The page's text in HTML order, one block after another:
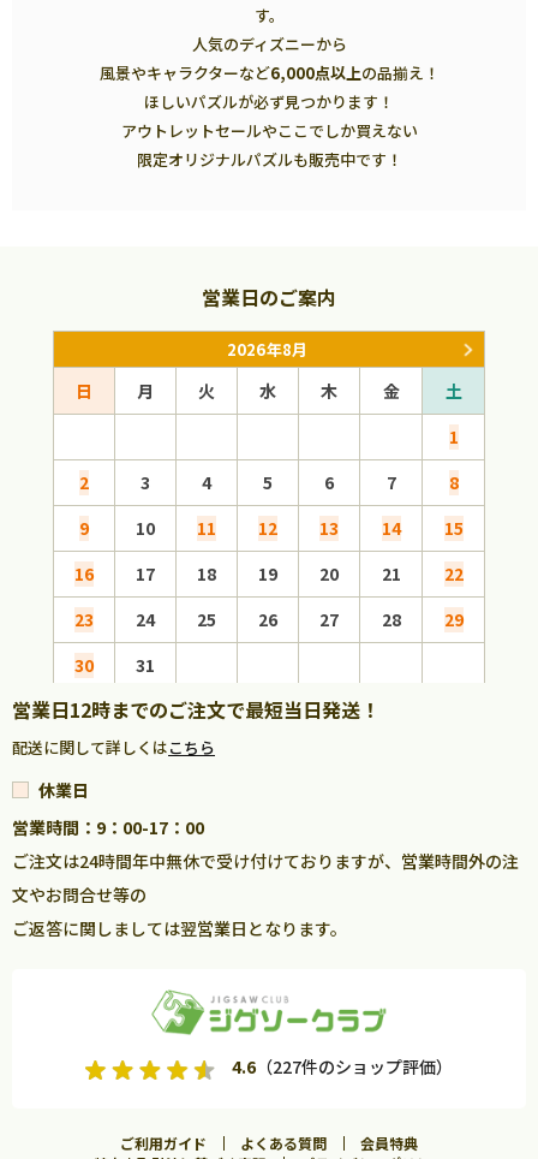
す。
人気のディズニーから
風景やキャラクターなど6,000点以上の品揃え！
ほしいパズルが必ず見つかります！
アウトレットセールやここでしか買えない
限定オリジナルパズルも販売中です！
営業日のご案内
2026年8月
日 月 火 水 木 金
土
1
2
3 4 5 6 7
8
9
10 11 12 13 14
15
16
17 18 19 20 21
22
23
24 25 26 27 28
29
30
31
営業日12時までのご注文で最短当日発送！
配送に関して詳しくはこちら
休業日
営業時間：9：00-17：00
ご注文は24時間年中無休で受け付けておりますが、営業時間外の注
文やお問合せ等の
ご返答に関しましては翌営業日となります。
4.6（227件のショップ評価）
ご利用ガイド よくある質問
会員特典